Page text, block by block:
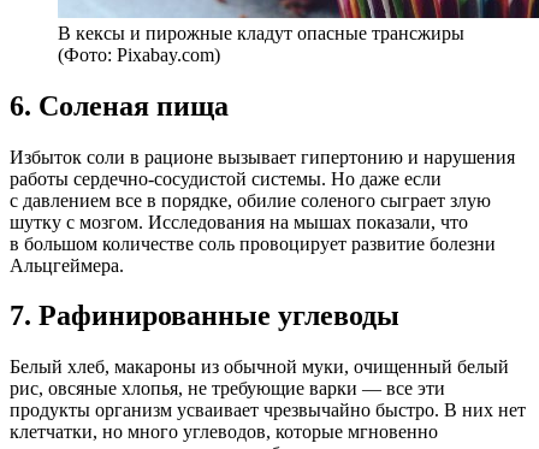
В кексы и пирожные кладут опасные трансжиры
(Фото: Pixabay.com)
6. Соленая пища
Избыток соли в рационе вызывает гипертонию и нарушения
работы сердечно-сосудистой системы. Но даже если
с давлением все в порядке, обилие соленого сыграет злую
шутку с мозгом. Исследования на мышах показали, что
в большом количестве соль провоцирует развитие болезни
Альцгеймера.
7. Рафинированные углеводы
Белый хлеб, макароны из обычной муки, очищенный белый
рис, овсяные хлопья, не требующие варки — все эти
продукты организм усваивает чрезвычайно быстро. В них нет
клетчатки, но много углеводов, которые мгновенно